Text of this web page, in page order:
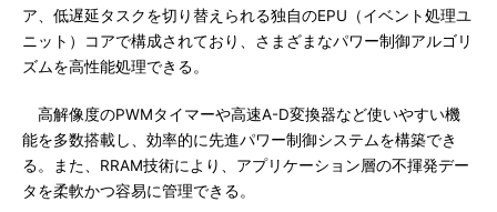
ア、低遅延タスクを切り替えられる独自のEPU（イベント処理ユ
ニット）コアで構成されており、さまざまなパワー制御アルゴリ
ズムを高性能処理できる。
高解像度のPWMタイマーや高速A-D変換器など使いやすい機
能を多数搭載し、効率的に先進パワー制御システムを構築でき
る。また、RRAM技術により、アプリケーション層の不揮発デー
タを柔軟かつ容易に管理できる。